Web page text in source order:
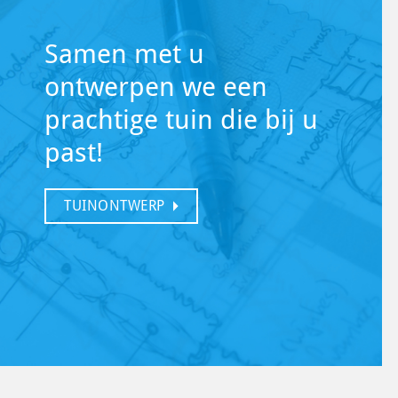
Samen met u
ontwerpen we een
prachtige tuin die bij u
past!
TUINONTWERP